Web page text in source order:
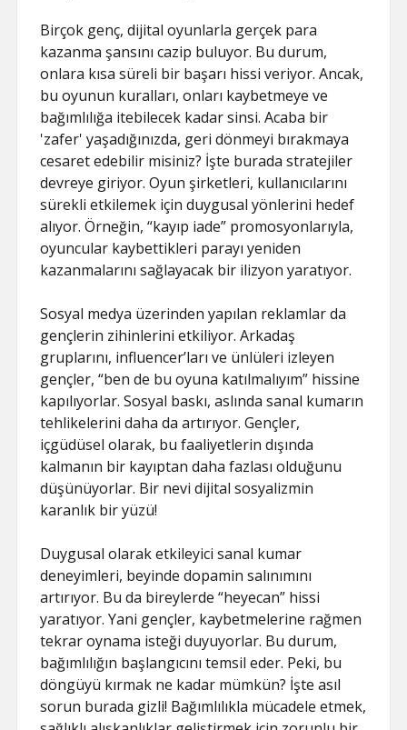
Birçok genç, dijital oyunlarla gerçek para
kazanma şansını cazip buluyor. Bu durum,
onlara kısa süreli bir başarı hissi veriyor. Ancak,
bu oyunun kuralları, onları kaybetmeye ve
bağımlılığa itebilecek kadar sinsi. Acaba bir
'zafer' yaşadığınızda, geri dönmeyi bırakmaya
cesaret edebilir misiniz? İşte burada stratejiler
devreye giriyor. Oyun şirketleri, kullanıcılarını
sürekli etkilemek için duygusal yönlerini hedef
alıyor. Örneğin, “kayıp iade” promosyonlarıyla,
oyuncular kaybettikleri parayı yeniden
kazanmalarını sağlayacak bir ilizyon yaratıyor.
Sosyal medya üzerinden yapılan reklamlar da
gençlerin zihinlerini etkiliyor. Arkadaş
gruplarını, influencer’ları ve ünlüleri izleyen
gençler, “ben de bu oyuna katılmalıyım” hissine
kapılıyorlar. Sosyal baskı, aslında sanal kumarın
tehlikelerini daha da artırıyor. Gençler,
içgüdüsel olarak, bu faaliyetlerin dışında
kalmanın bir kayıptan daha fazlası olduğunu
düşünüyorlar. Bir nevi dijital sosyalizmin
karanlık bir yüzü!
Duygusal olarak etkileyici sanal kumar
deneyimleri, beyinde dopamin salınımını
artırıyor. Bu da bireylerde “heyecan” hissi
yaratıyor. Yani gençler, kaybetmelerine rağmen
tekrar oynama isteği duyuyorlar. Bu durum,
bağımlılığın başlangıcını temsil eder. Peki, bu
döngüyü kırmak ne kadar mümkün? İşte asıl
sorun burada gizli! Bağımlılıkla mücadele etmek,